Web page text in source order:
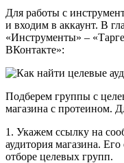
Для работы с
и входим в аккаунт. В
«Инструменты» –
ВКонтакте»:
Подберем группы с
магазина с протеином.
1. Укажем ссылку на
аудитория магазина.
отборе целевых групп.